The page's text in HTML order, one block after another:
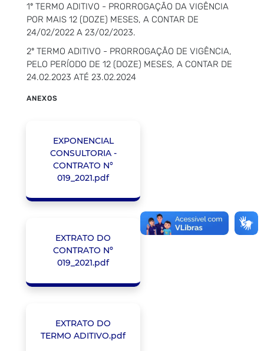
1º TERMO ADITIVO - PRORROGAÇÃO DA VIGÊNCIA
POR MAIS 12 (DOZE) MESES, A CONTAR DE
24/02/2022 A 23/02/2023.
2º TERMO ADITIVO - PRORROGAÇÃO DE VIGÊNCIA,
PELO PERÍODO DE 12 (DOZE) MESES, A CONTAR DE
24.02.2023 ATÉ 23.02.2024
ANEXOS
EXPONENCIAL
CONSULTORIA -
CONTRATO N°
019_2021.pdf
EXTRATO DO
CONTRATO Nº
019_2021.pdf
EXTRATO DO
TERMO ADITIVO.pdf